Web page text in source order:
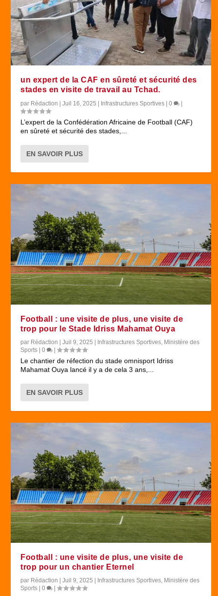
un expert de la CAF en sûreté et sécurité des
stades en visite de travail au Tchad.
par Rédaction |Juil 16, 2025 Infrastructures Sportives |0
L’expert de la Confédération Africaine de Football (CAF)
en sûreté et sécurité des stades,...
EN SAVOIR PLUS
Football : une visite de plus, une visite de
trop pour le Stade Idriss Mahamat Ouya
par Rédaction |Juil 9, 2025 | Infrastructures Sportives Ministère des
Sports |0 |
Le chantier de réfection du stade omnisport Idriss
Mahamat Ouya lancé il y a de cela 3 ans,...
EN SAVOIR PLUS
Football : une visite de plus, une visite de
trop pour un chantier Eternel
par Rédaction |Juil 9, 2025 Infrastructures Sportives, Ministère des
Sports |0 |